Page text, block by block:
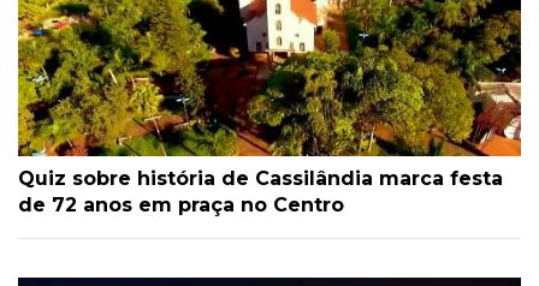
Quiz sobre história de Cassilândia marca festa
de 72 anos em praça no Centro